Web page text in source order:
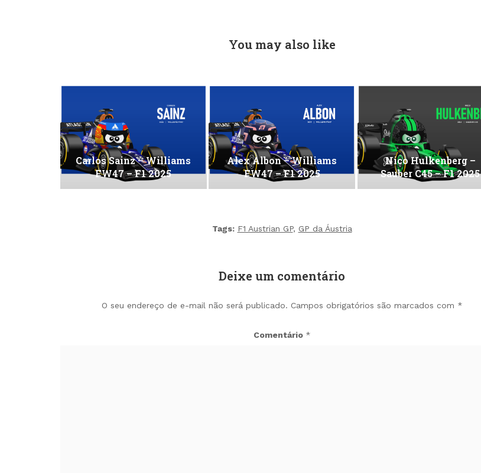
You may also like
Carlos Sainz – Williams
FW47 – F1 2025
Alex Albon – Williams
FW47 – F1 2025
Nico Hulkenberg –
Sauber C45 – F1 2025
Tags: F1 Austrian GP, GP da Áustria
Deixe um comentário
O seu endereço de e-mail não será publicado. Campos obrigatórios são marcados com *
Comentário *